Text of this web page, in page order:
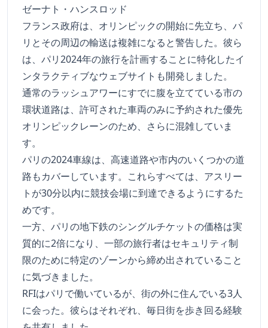
ゼーナト・ハンスロッド
フランス政府は、オリンピックの開始に先立ち、パ
リとその周辺の輸送は複雑になると警告した。彼ら
は、パリ2024年の旅行を計画することに特化したイ
ンタラクティブなウェブサイトも開発しました。
通常のラッシュアワーにすでに腹を立てている市の
環状道路は、許可された車両のみに予約された優先
オリンピックレーンのため、さらに混雑していま
す。
パリの2024車線は、高速道路や市内のいくつかの道
路もカバーしています。これらすべては、アスリー
トが30分以内に競技会場に到達できるようにするた
めです。
一方、パリの地下鉄のシングルチケットの価格は実
質的に2倍になり、一部の旅行者はセキュリティ制
限のために特定のゾーンから締め出されていること
に気づきました。
RFIはパリで働いているが、街の外に住んでいる3人
に会った。彼らはそれぞれ、毎日街を歩き回る経験